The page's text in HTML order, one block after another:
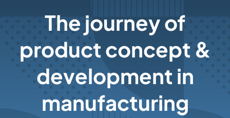
The journey of
product concept &
development in
manufacturing